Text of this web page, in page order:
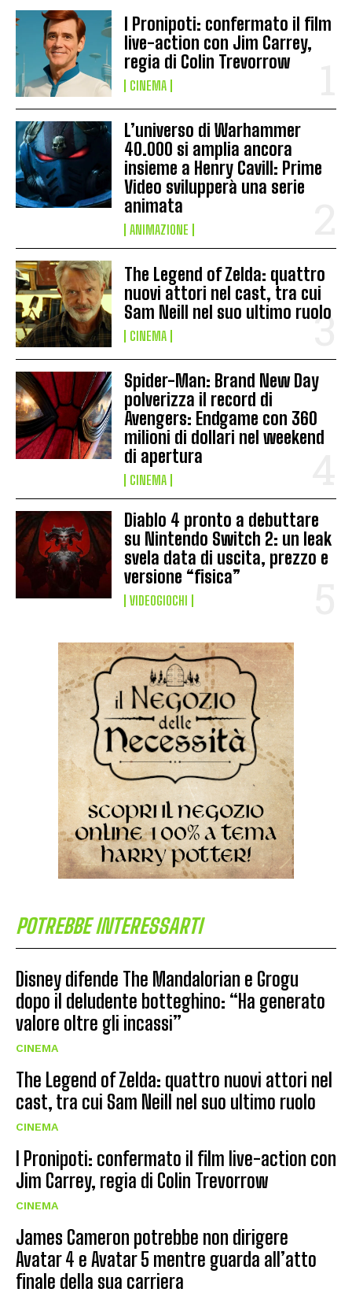
I Pronipoti: confermato il film
live-action con Jim Carrey,
regia di Colin Trevorrow
CINEMA
L’universo di Warhammer
40.000 si amplia ancora
insieme a Henry Cavill: Prime
Video svilupperà una serie
animata
ANIMAZIONE
The Legend of Zelda: quattro
nuovi attori nel cast, tra cui
Sam Neill nel suo ultimo ruolo
CINEMA
Spider-Man: Brand New Day
polverizza il record di
Avengers: Endgame con 360
milioni di dollari nel weekend
di apertura
CINEMA
Diablo 4 pronto a debuttare
su Nintendo Switch 2: un leak
svela data di uscita, prezzo e
versione “fisica”
VIDEOGIOCHI
POTREBBE INTERESSARTI
Disney difende The Mandalorian e Grogu
dopo il deludente botteghino: “Ha generato
valore oltre gli incassi”
CINEMA
The Legend of Zelda: quattro nuovi attori nel
cast, tra cui Sam Neill nel suo ultimo ruolo
CINEMA
I Pronipoti: confermato il film live-action con
Jim Carrey, regia di Colin Trevorrow
CINEMA
James Cameron potrebbe non dirigere
Avatar 4 e Avatar 5 mentre guarda all’atto
finale della sua carriera